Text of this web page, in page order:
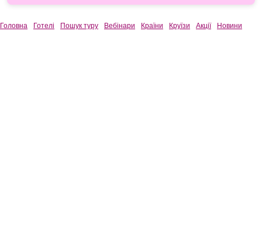
Головна Готелі Пошук туру Вебінари Країни Круїзи Акції Новини